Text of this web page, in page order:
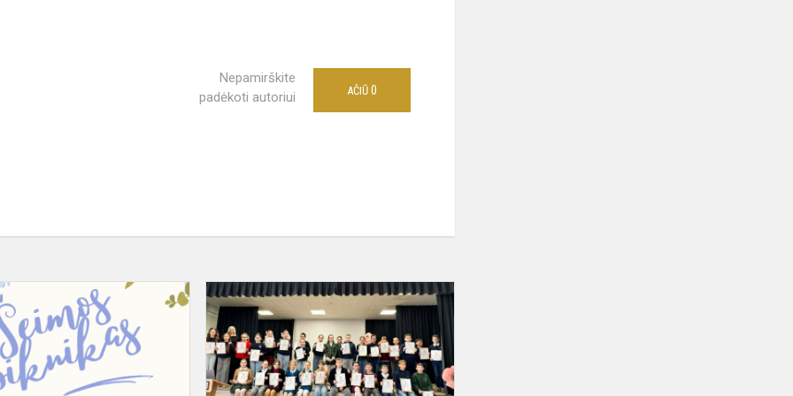
Nepamirškite
padėkoti autoriui
AČIŪ 0
Šeimos
piknikas
Domeikavos
gimnazijos
stadione
Lietuvių
konkursas